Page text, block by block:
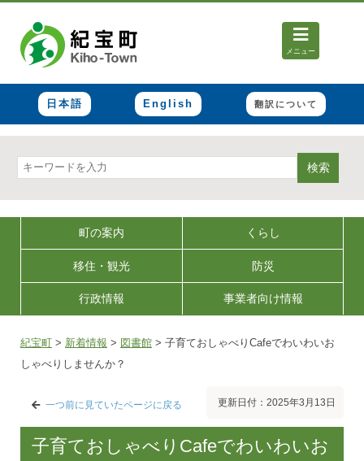
メニュー
日本語 English 翻訳について
検索
町の案内 くらし
移住・観光 防災
行政情報 事業者向け情報
紀宝町 > 新着情報 > 図書館 > 子育ておしゃべりCafeでわいわいお
しゃべりしませんか？
一つ前に見ていたページに戻る 更新日付：2025年3月13日
子育ておしゃべりCafeでわいわいお